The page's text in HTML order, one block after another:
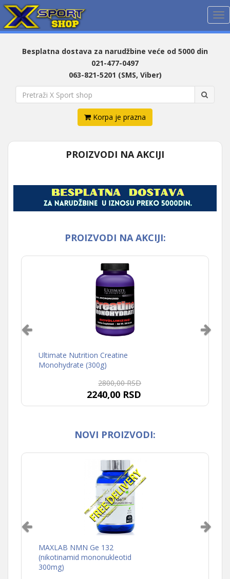
Besplatna dostava za narudžbine veće od 5000 din
021-477-0497
063-821-5201 (SMS, Viber)
Korpa je prazna
PROIZVODI NA AKCIJI
PROIZVODI NA AKCIJI:
Ultimate Nutrition Creatine
Monohydrate (300g)
2800,00 RSD
2240,00 RSD
NOVI PROIZVODI:
MAXLAB NMN Ge 132
(nikotinamid mononukleotid
300mg)